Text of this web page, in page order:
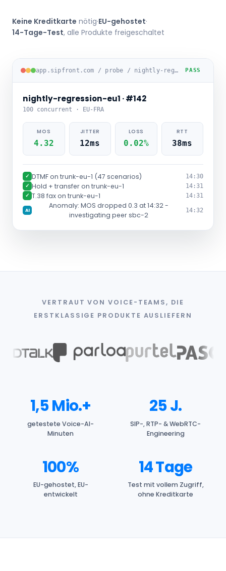
Keine Kreditkarte nötig·EU-gehostet·
14-Tage-Test, alle Produkte freigeschaltet
app.sipfront.com / probe / nightly-regression-eu1 PASS
nightly-regression-eu1 · #142
100 concurrent · EU-FRA
MOS
4.32
JITTER
12ms
LOSS
0.02%
RTT
38ms
✓ DTMF on trunk-eu-1 (47 scenarios) 14:30
✓ Hold + transfer on trunk-eu-1 14:31
✓ T.38 fax on trunk-eu-1 14:31
AI
Anomaly: MOS dropped 0.3 at 14:32 -
investigating peer sbc-2
14:32
VERTRAUT VON VOICE-TEAMS, DIE
ERSTKLASSIGE PRODUKTE AUSLIEFERN
1,5 Mio.+
getestete Voice-AI-
Minuten
25 J.
SIP-, RTP- & WebRTC-
Engineering
100%
EU-gehostet, EU-
entwickelt
14 Tage
Test mit vollem Zugriff,
ohne Kreditkarte